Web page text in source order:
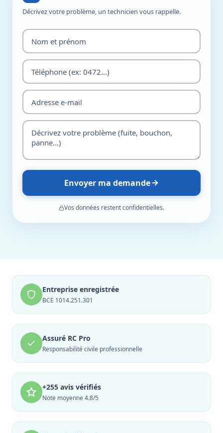
Décrivez votre problème, un technicien vous rappelle.
Envoyer ma demande
Vos données restent confidentielles.
Entreprise enregistrée
BCE 1014.251.301
Assuré RC Pro
Responsabilité civile professionnelle
+255 avis vérifiés
Note moyenne 4.8/5